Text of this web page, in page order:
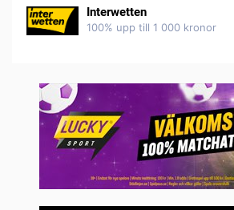
Interwetten
100% upp till 1 000 kronor